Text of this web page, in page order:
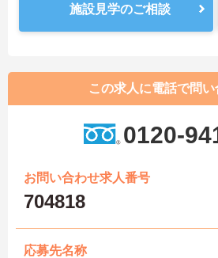
施設見学のご相談
この求人に電話で問い
0120-
お問い合わせ求人番号
704818
応募先名称